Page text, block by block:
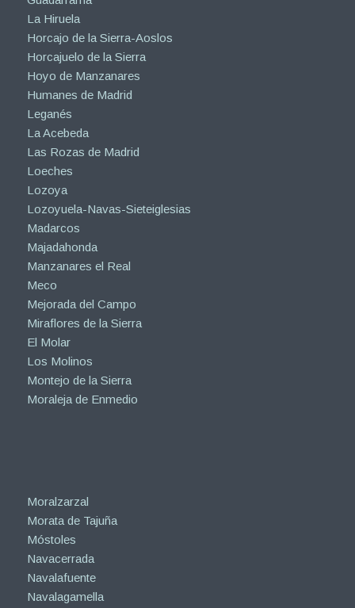
La Hiruela
Horcajo de la Sierra-Aoslos
Horcajuelo de la Sierra
Hoyo de Manzanares
Humanes de Madrid
Leganés
La Acebeda
Las Rozas de Madrid
Loeches
Lozoya
Lozoyuela-Navas-Sieteiglesias
Madarcos
Majadahonda
Manzanares el Real
Meco
Mejorada del Campo
Miraflores de la Sierra
El Molar
Los Molinos
Montejo de la Sierra
Moraleja de Enmedio
Moralzarzal
Morata de Tajuña
Móstoles
Navacerrada
Navalafuente
Navalagamella